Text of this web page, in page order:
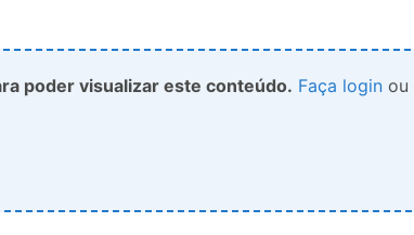
poder visualizar este conteúdo. Faça login ou